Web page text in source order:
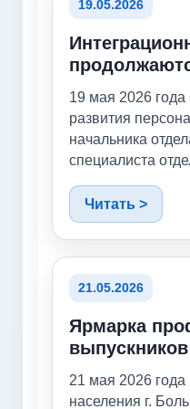
производстве.
провели
классы
классы и
газовой резке
резке металла, по
19.05.2026
«Звезда»
19 мая 2026
развития
начальника
специалиста
профессии
была
№1 АО «ДВЗ «Звезда».
встретил
Анатольевич
экскурсию
Степанович Гук.
Читать >
21.05.2026
Ярмарка
года
21 мая 2026 года
населения г.